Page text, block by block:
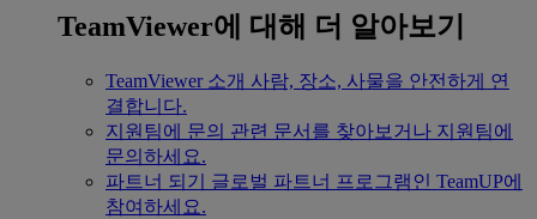
TeamViewer에 대해 더 알아보기
TeamViewer 소개 사람, 장소, 사물을 안전하게 연
결합니다.
지원팀에 문의 관련 문서를 찾아보거나 지원팀에
문의하세요.
파트너 되기
글로벌 파트너 프로그램인 TeamUP에
참여하세요.